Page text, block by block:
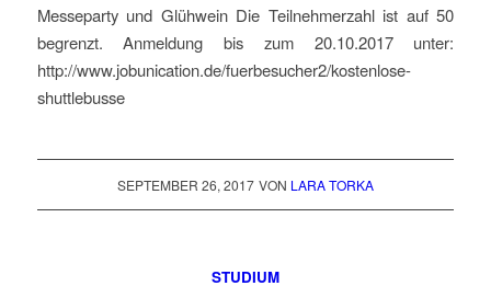
Messeparty und Glühwein Die Teilnehmerzahl ist auf 50
begrenzt. Anmeldung bis zum 20.10.2017 unter:
http://www.jobunication.de/fuerbesucher2/kostenlose-
shuttlebusse
SEPTEMBER 26, 2017 VON LARA TORKA
STUDIUM